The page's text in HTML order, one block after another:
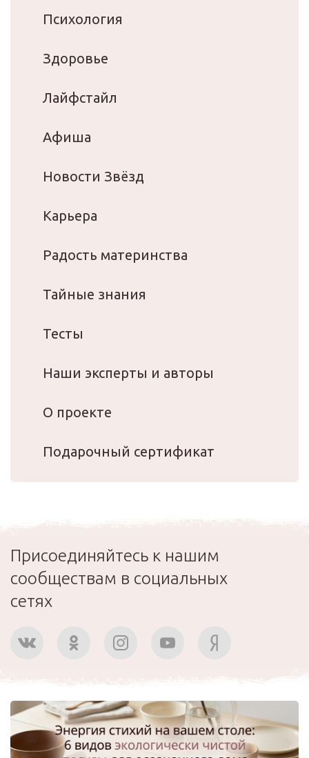
Психология
Здоровье
Лайфстайл
Афиша
Новости Звёзд
Карьера
Радость материнства
Тайные знания
Тесты
Наши эксперты и авторы
О проекте
Подарочный сертификат
Присоединяйтесь к нашим
сообществам в социальных
сетях